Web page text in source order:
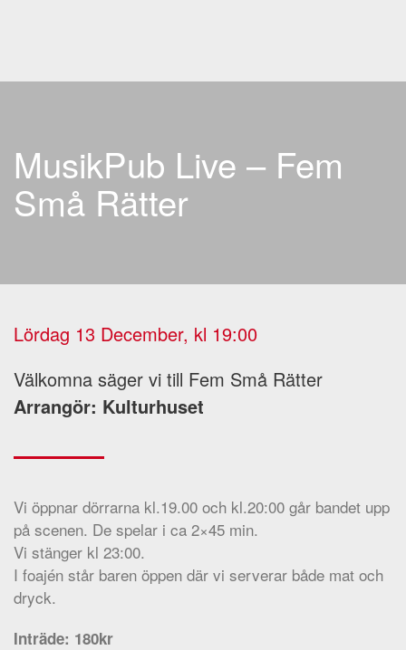
MusikPub Live – Fem
Små Rätter
Lördag 13 December, kl 19:00
Välkomna säger vi till Fem Små Rätter
Arrangör: Kulturhuset
Vi öppnar dörrarna kl.19.00 och kl.20:00 går bandet upp
på scenen. De spelar i ca 2×45 min.
Vi stänger kl 23:00.
I foajén står baren öppen där vi serverar både mat och
dryck.
Inträde: 180kr